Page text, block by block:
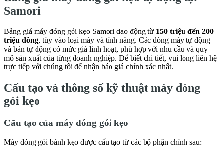
Samori
Bảng giá máy đóng gói kẹo Samori dao động từ 150 triệu đến 200
triệu đồng, tùy vào loại máy và tính năng. Các dòng máy tự động
và bán tự động có mức giá linh hoạt, phù hợp với nhu cầu và quy
mô sản xuất của từng doanh nghiệp. Để biết chi tiết, vui lòng liên hệ
trực tiếp với chúng tôi để nhận báo giá chính xác nhất.
Cấu tạo và thông số kỹ thuật máy đóng
gói kẹo
Cấu tạo của máy đóng gói kẹo
Máy đóng gói bánh kẹo được cấu tạo từ các bộ phận chính sau: